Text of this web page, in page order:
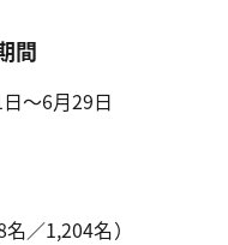
間
～6月29日
／1,204名）